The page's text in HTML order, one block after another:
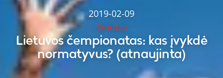
2019-02-09
Srautas
Lietuvos čempionatas: kas įvykdė
normatyvus? (atnaujinta)